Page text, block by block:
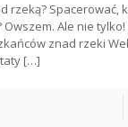
rzeką? Spacerować,
Owszem. Ale nie
znad rzeki
[…]